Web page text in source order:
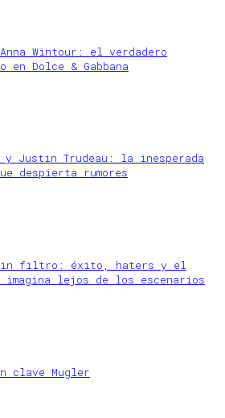
Anna Wintour: el verdadero
en Dolce & Gabbana
y Justin Trudeau: la inesperada
despierta rumores
filtro: éxito, haters y el
imagina lejos de los escenarios
clave Mugler